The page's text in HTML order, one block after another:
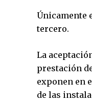
Únicamente
tercero.
La
prestación
exponen en
de las